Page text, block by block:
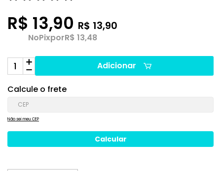
R$ 13,90 R$ 13,90
NoPixporR$ 13,48
Adicionar
Calcule o frete
Não sei meu CEP